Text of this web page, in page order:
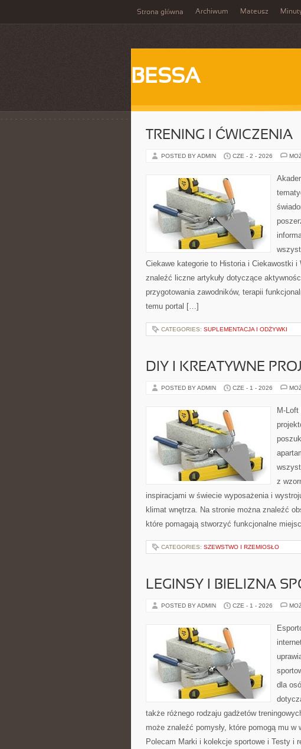
Strona główna Archiwum Mateusz
BESSA
TRENING I ĆWICZENIA
POSTED BY ADMIN CZE - 2 - 2026
Ciekawe kategorie to Historia i Ciekawostki
znaleźć liczne artykuły dotyczące
przygotowania zawodników, terapii
temu portal […]
CATEGORIES: SUPLEMENTACJA I ODŻYWKI
DIY I KREATYWNE
POSTED BY ADMIN CZE - 1 - 2026
M-
z
inspiracjami w świecie wyposażenia i
klimat wnętrza. Na stronie można znaleźć
które pomagają stworzyć funkcjonalne
CATEGORIES: SZEWSTWO I RZEMIOSŁO
LEGINSY I BIELIZNA
POSTED BY ADMIN CZE - 1 - 2026
dla
także różnego rodzaju gadżetów
może znaleźć pomysły, które pomogą mu
Polecam Marki i kolekcje sportowe i Testy i